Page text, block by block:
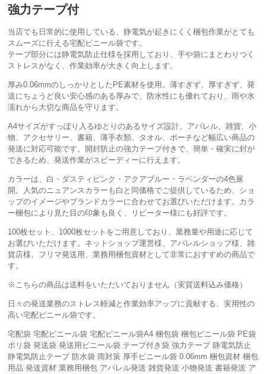
強力テープ付
当店でも日常的に使用している、静電気が起きにくく梱包作業がとても
スムーズに行える宅配ビニール袋です。
テープ部分には静電気防止仕様を採用しており、手や袋にまとわりつく
ストレスがなく、作業効率が大きく向上します。
厚み0.06mmのしっかりとしたPE素材を使用。薄すぎず、厚すぎず、発
送にちょうど良い安心感のある厚みで、防水性にも優れており、雨や水
濡れから大切な商品を守ります。
A4サイズがすっぽり入るゆとりのあるサイズ設計。アパレル、雑貨、小
物、アクセサリー、書籍、薄手衣類、タオル、ポーチなど幅広い商品の
発送に対応可能です。開封防止の強力テープ付きで、簡単・確実に封が
できるため、発送作業がスピーディーに行えます。
カラーは、白・ダスティピンク・アクアブルー・ラベンダーの4色展
開。人気のニュアンスカラーも白と同価格でご提供しているため、ショ
ップのイメージやブランドカラーに合わせてお選びいただけます。カラ
ー梱包により見た目の印象も良く、リピーター様にも好評です。
100枚セット、1000枚セットをご用意しており、業務量や用途に応じて
お選びいただけます。ネットショップ運営様、アパレルショップ様、雑
貨店様、フリマ発送用、業務用梱包資材として非常におすすめの商品で
す。
※こちらの商品は送料をいただいておりません（実質送料込み価格）
日々の発送業務のストレス軽減と作業効率アップに貢献する、実用性の
高い宅配ビニール袋です。
宅配袋 宅配ビニール袋 宅配ビニール袋A4 梱包袋 梱包ビニール袋 PE袋
ポリ袋 発送袋 発送用ビニール袋 テープ付き袋 強力テープ 静電気防止
静電気防止テープ 防水袋 雨対策 厚手ビニール袋 0.06mm 梱包資材 梱包
用品 発送資材 業務用梱包 アパレル発送 雑貨発送 小物発送 書籍発送 ア